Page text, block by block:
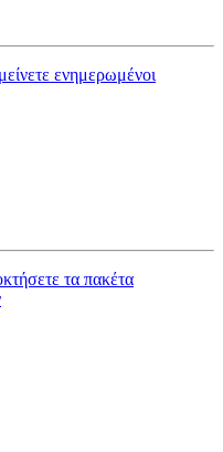
ενημερωμένοι
τα πακέτα